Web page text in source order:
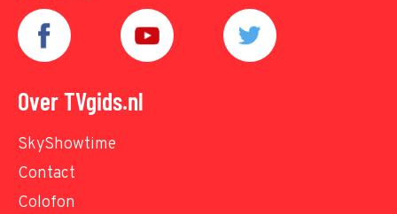
Over TVgids.nl
SkyShowtime
Contact
Colofon